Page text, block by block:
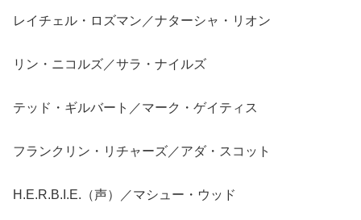
レイチェル・ロズマン／ナターシャ・リオン
リン・ニコルズ／サラ・ナイルズ
テッド・ギルバート／マーク・ゲイティス
フランクリン・リチャーズ／アダ・スコット
H.E.R.B.I.E.（声）／マシュー・ウッド